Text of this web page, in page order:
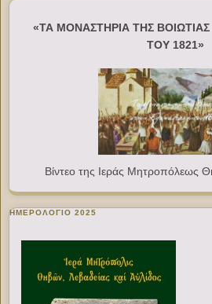
«ΤΑ ΜΟΝΑΣΤΗΡΙΑ ΤΗΣ
ΤΟΥ 1821»
Βίντεο της Ιεράς Μητροπόλεως
ΗΜΕΡΟΛΟΓΙΟ 2025